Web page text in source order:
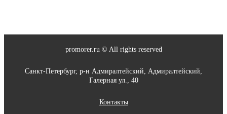
promorer.ru © All rights reserved
Санкт-Петербург, р-н Адмиралтейский, Адмиралтейский,
Галерная ул., 40
Контакты